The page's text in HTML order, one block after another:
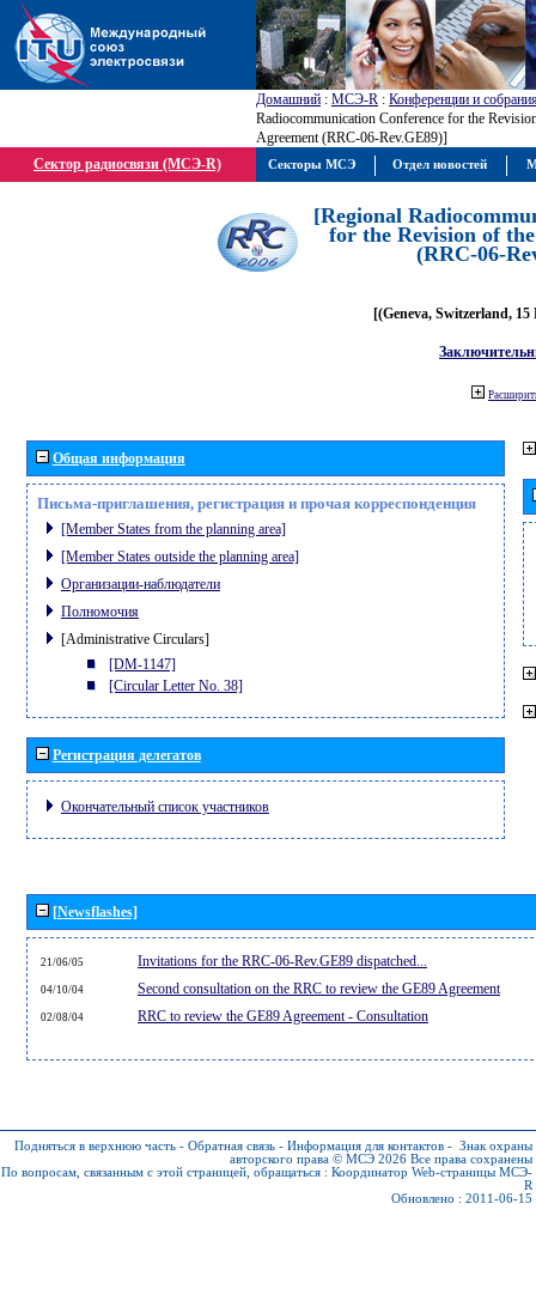
Домашний : МСЭ-R : Конференции и
Radiocommunication Conference for the
Agreement (RRC-06-Rev.GE89)]
Сектор радиосвязи (МСЭ-R)
[Regional
for the Revision of
(RRC-06-
[(Geneva, Switzerland, 15
Общая информация
Письма-приглашения, регистрация и прочая корреспонденция
[Member States from the planning area]
[Member States outside the planning area]
Организации-наблюдатели
Полномочия
[Administrative Circulars]
[DM-1147]
[Circular Letter No. 38]
Регистрация делегатов
Окончательный список участников
[Newsflashes]
21/06/05 Invitations for the RRC-06-Rev.GE89 dispatched...
04/10/04 Second consultation on the RRC to review the GE89 Agreement
02/08/04 RRC to review the GE89 Agreement - Consultation
Подняться в верхнюю часть - Обратная связь - Информация для контактов - Знак охраны
авторского права © МСЭ 2026 Все права сохранены
По вопросам, связанным с этой страницей, обращаться : Координатор Web-страницы МСЭ-
R
Обновлено : 2011-06-15
Секторы МСЭ Отдел новостей